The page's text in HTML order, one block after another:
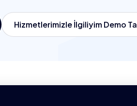
Hizmetlerimizle İlgiliyim Demo